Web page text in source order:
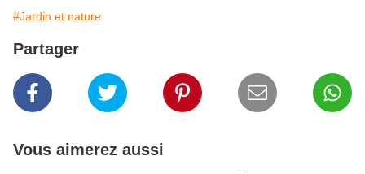
#Jardin et nature
Partager
Vous aimerez aussi